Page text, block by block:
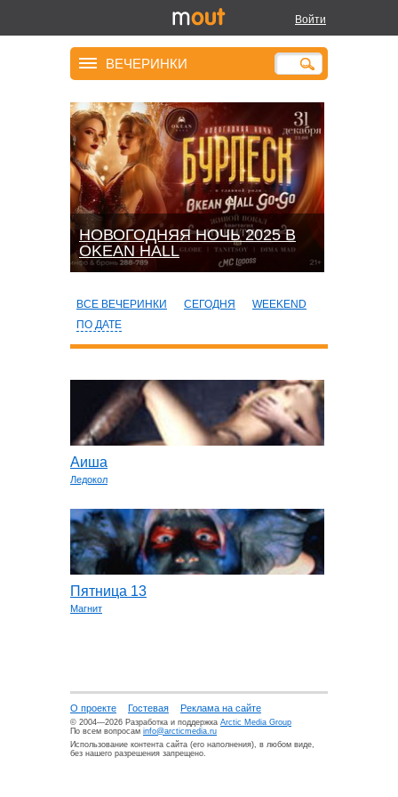
Войти
ВЕЧЕРИНКИ
НОВОГОДНЯЯ НОЧЬ 2025 В
OKEАN HALL
ВСЕ ВЕЧЕРИНКИ СЕГОДНЯ
WEEKEND
ПО ДАТЕ
Аиша
Ледокол
Пятница 13
Магнит
О проекте Гостевая Реклама на сайте
© 2004—2026 Разработка и поддержка Arctic Media Group
По всем вопросам info@arcticmedia.ru
Использование контента сайта (его наполнения), в любом виде,
без нашего разрешения запрещено.